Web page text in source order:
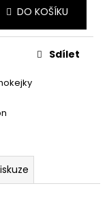
DO KOŠÍKU
Sdílet